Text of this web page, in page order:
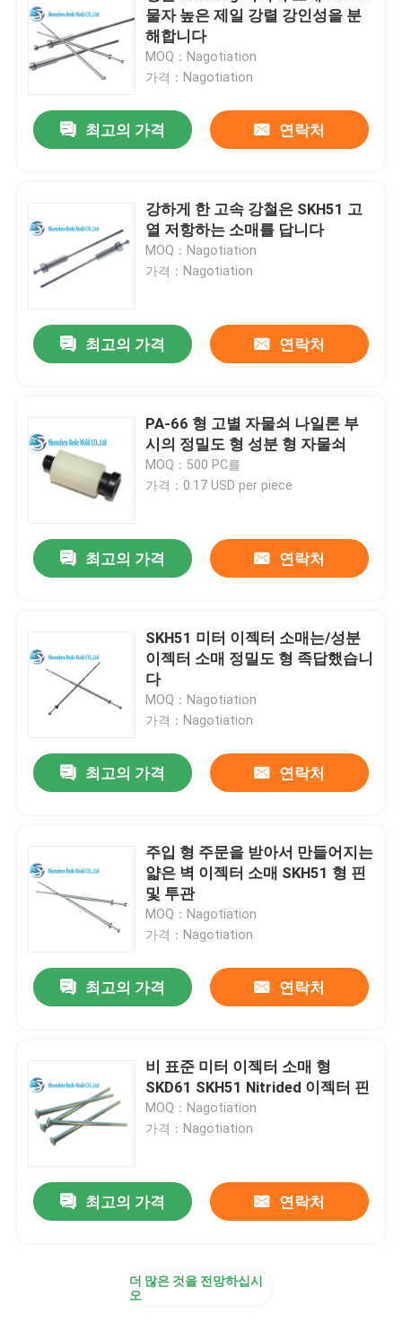
제품
회사 소개
공장 여행
문의하기
소식
조회를 요청하다
물자 높은 제일 강렬 강인성을 분
해합니다
MOQ：Nagotiation
가격：Nagotiation
최고의 가격 연락처
강하게 한 고속 강철은 SKH51 고
열 저항하는 소매를 답니다
MOQ：Nagotiation
가격：Nagotiation
최고의 가격 연락처
PA-66 형 고별 자물쇠 나일론 부
시의 정밀도 형 성분 형 자물쇠
MOQ：500 PC를
가격：0.17 USD per piece
최고의 가격 연락처
SKH51 미터 이젝터 소매는/성분
이젝터 소매 정밀도 형 족답했습니
다
MOQ：Nagotiation
가격：Nagotiation
최고의 가격 연락처
주입 형 주문을 받아서 만들어지는
얇은 벽 이젝터 소매 SKH51 형 핀
및 투관
MOQ：Nagotiation
가격：Nagotiation
최고의 가격 연락처
비 표준 미터 이젝터 소매 형
SKD61 SKH51 Nitrided 이젝터 핀
MOQ：Nagotiation
가격：Nagotiation
최고의 가격 연락처
더 많은 것을 전망하십시
오